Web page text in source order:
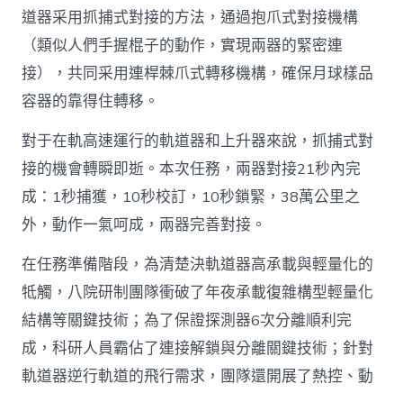
道器采用抓捕式對接的方法，通過抱爪式對接機構
（類似人們手握棍子的動作，實現兩器的緊密連
接），共同采用連桿棘爪式轉移機構，確保月球樣品
容器的靠得住轉移。
對于在軌高速運行的軌道器和上升器來說，抓捕式對
接的機會轉瞬即逝。本次任務，兩器對接21秒內完
成：1秒捕獲，10秒校訂，10秒鎖緊，38萬公里之
外，動作一氣呵成，兩器完善對接。
在任務準備階段，為清楚決軌道器高承載與輕量化的
牴觸，八院研制團隊衝破了年夜承載復雜構型輕量化
結構等關鍵技術；為了保證探測器6次分離順利完
成，科研人員霸佔了連接解鎖與分離關鍵技術；針對
軌道器逆行軌道的飛行需求，團隊還開展了熱控、動